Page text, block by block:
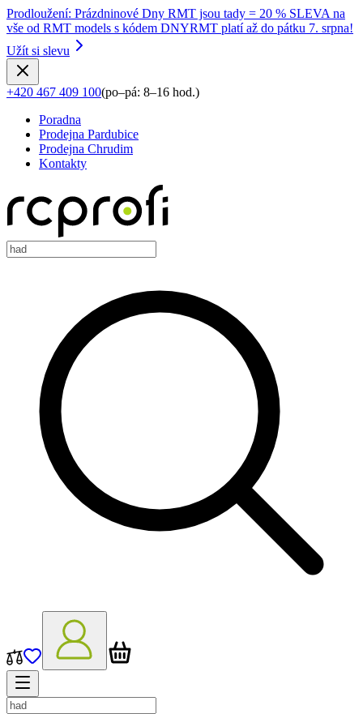
Prodloužení: Prázdninové Dny RMT jsou tady = 20 % SLEVA na
vše od RMT models s kódem DNYRMT platí až do pátku 7. srpna!
Užít si slevu
+420 467 409 100(po–pá: 8–16 hod.)
Poradna
Prodejna Pardubice
Prodejna Chrudim
Kontakty